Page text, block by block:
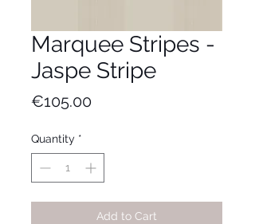
Marquee Stripes -
Jaspe Stripe
€105.00Price
Quantity *
Add to Cart